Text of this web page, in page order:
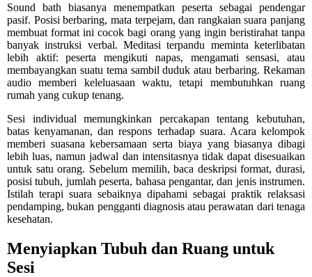
Sound bath biasanya menempatkan peserta sebagai pendengar
pasif. Posisi berbaring, mata terpejam, dan rangkaian suara panjang
membuat format ini cocok bagi orang yang ingin beristirahat tanpa
banyak instruksi verbal. Meditasi terpandu meminta keterlibatan
lebih aktif: peserta mengikuti napas, mengamati sensasi, atau
membayangkan suatu tema sambil duduk atau berbaring. Rekaman
audio memberi keleluasaan waktu, tetapi membutuhkan ruang
rumah yang cukup tenang.
Sesi individual memungkinkan percakapan tentang kebutuhan,
batas kenyamanan, dan respons terhadap suara. Acara kelompok
memberi suasana kebersamaan serta biaya yang biasanya dibagi
lebih luas, namun jadwal dan intensitasnya tidak dapat disesuaikan
untuk satu orang. Sebelum memilih, baca deskripsi format, durasi,
posisi tubuh, jumlah peserta, bahasa pengantar, dan jenis instrumen.
Istilah terapi suara sebaiknya dipahami sebagai praktik relaksasi
pendamping, bukan pengganti diagnosis atau perawatan dari tenaga
kesehatan.
Menyiapkan Tubuh dan Ruang untuk
Sesi